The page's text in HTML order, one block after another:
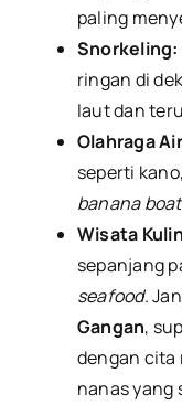
paling
Snorkeling:
ringan di
laut dan
Olahraga
seperti
banana boat
Wisata
sepanjang
seafood.
Gangan,
dengan cita
nanas yang